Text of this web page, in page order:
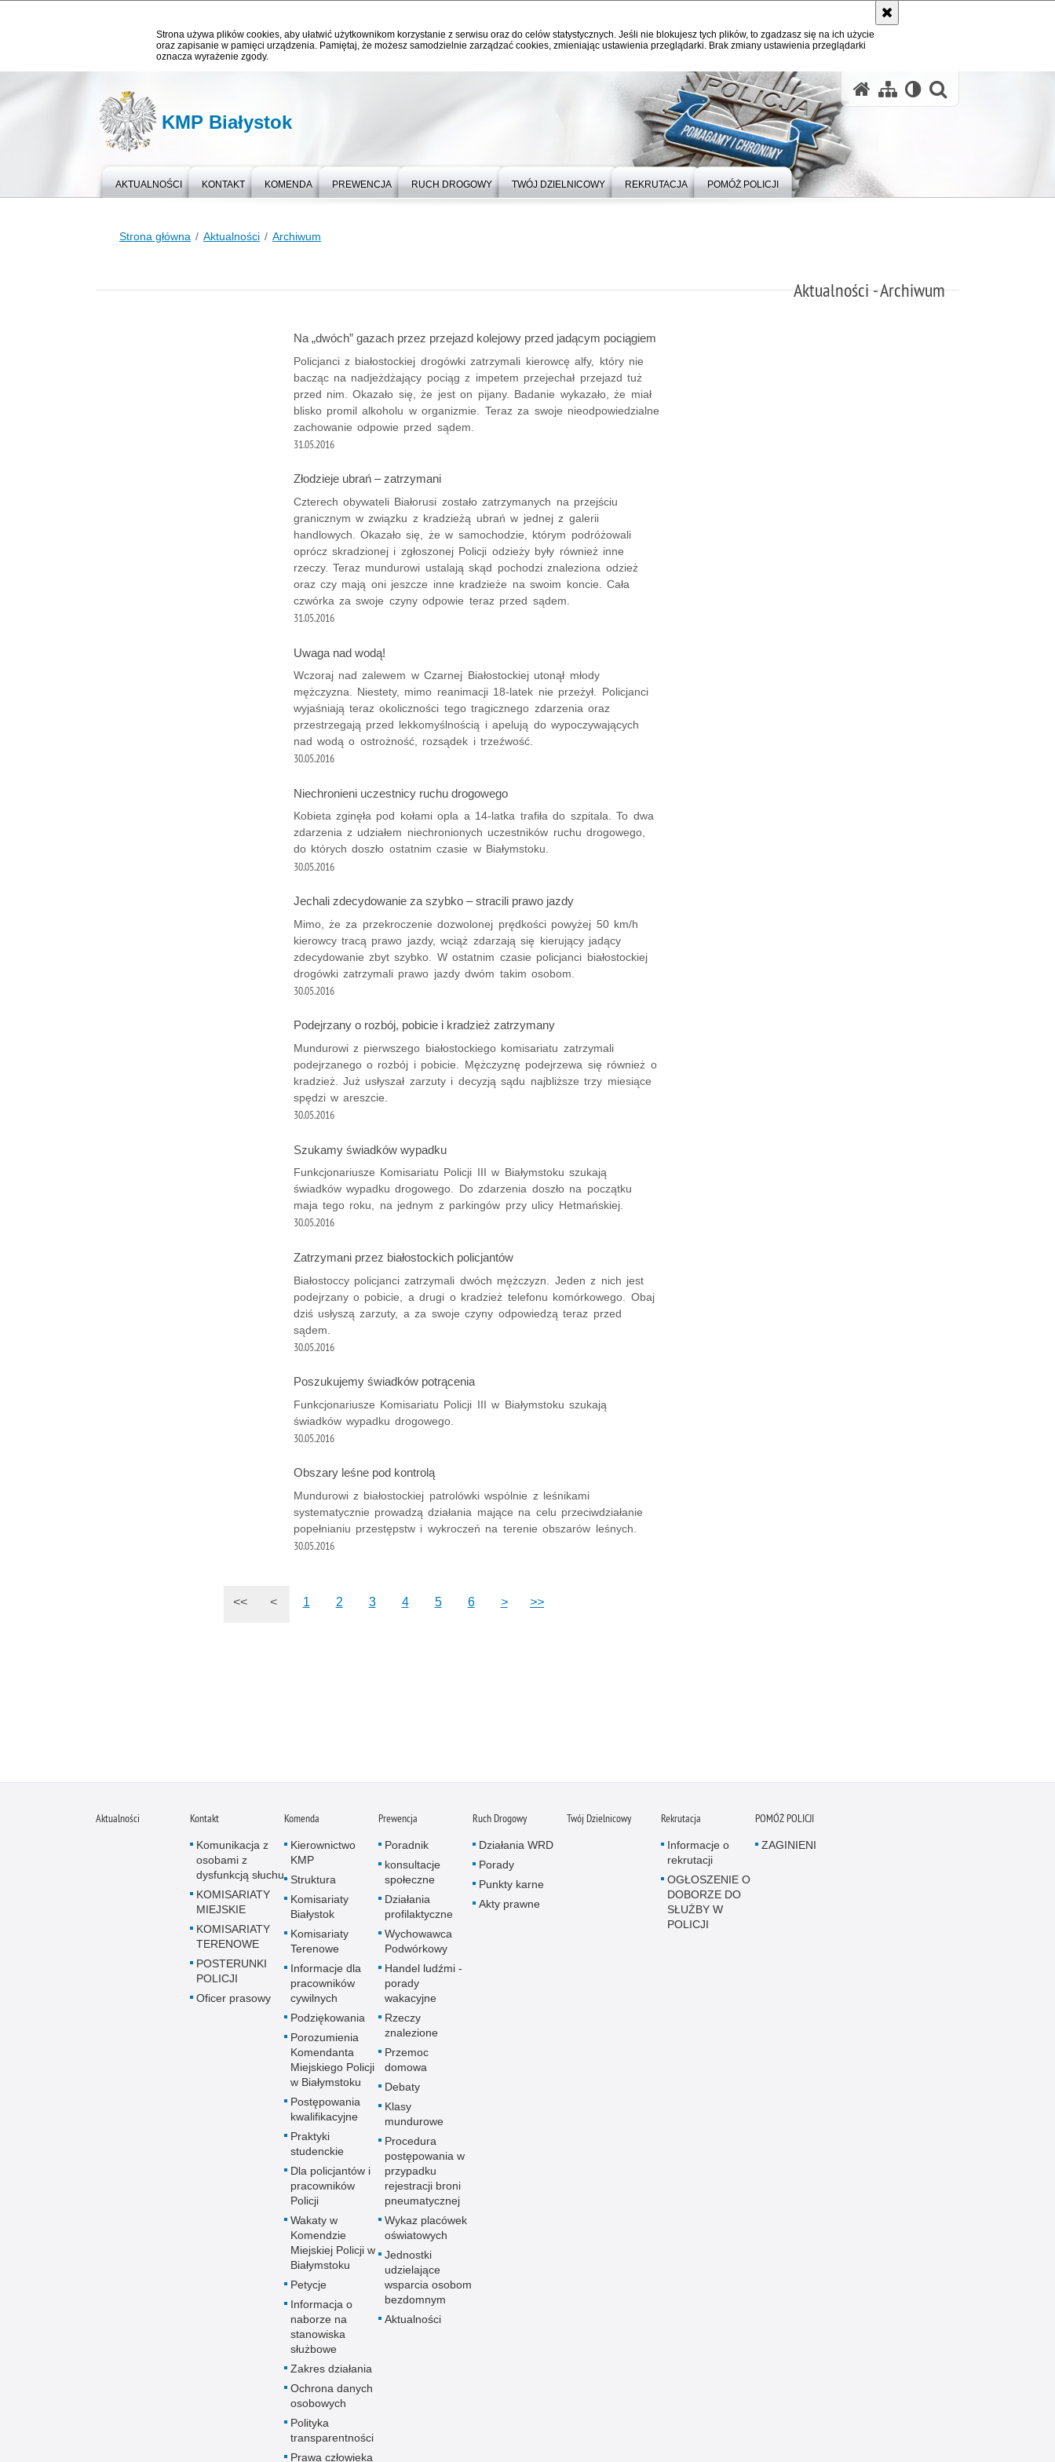
Strona używa plików cookies, aby ułatwić użytkownikom korzystanie z serwisu oraz do celów statystycznych. Jeśli nie blokujesz tych plików, to zgadzasz się na ich użycie
oraz zapisanie w pamięci urządzenia. Pamiętaj, że możesz samodzielnie zarządzać cookies, zmieniając ustawienia przeglądarki. Brak zmiany ustawienia przeglądarki
oznacza wyrażenie zgody.
KMP Białystok
AKTUALNOŚCI KONTAKT KOMENDA PREWENCJA RUCH DROGOWY TWÓJ DZIELNICOWY REKRUTACJA POMÓŻ POLICJI
Strona główna Aktualności Archiwum
Aktualności - Archiwum
Na „dwóch” gazach przez przejazd kolejowy przed jadącym pociągiem
Policjanci z białostockiej drogówki zatrzymali kierowcę alfy, który nie
bacząc na nadjeżdżający pociąg z impetem przejechał przejazd tuż
przed nim. Okazało się, że jest on pijany. Badanie wykazało, że miał
blisko promil alkoholu w organizmie. Teraz za swoje nieodpowiedzialne
zachowanie odpowie przed sądem.
31.05.2016
Złodzieje ubrań – zatrzymani
Czterech obywateli Białorusi zostało zatrzymanych na przejściu
granicznym w związku z kradzieżą ubrań w jednej z galerii
handlowych. Okazało się, że w samochodzie, którym podróżowali
oprócz skradzionej i zgłoszonej Policji odzieży były również inne
rzeczy. Teraz mundurowi ustalają skąd pochodzi znaleziona odzież
oraz czy mają oni jeszcze inne kradzieże na swoim koncie. Cała
czwórka za swoje czyny odpowie teraz przed sądem.
31.05.2016
Uwaga nad wodą!
Wczoraj nad zalewem w Czarnej Białostockiej utonął młody
mężczyzna. Niestety, mimo reanimacji 18-latek nie przeżył. Policjanci
wyjaśniają teraz okoliczności tego tragicznego zdarzenia oraz
przestrzegają przed lekkomyślnością i apelują do wypoczywających
nad wodą o ostrożność, rozsądek i trzeźwość.
30.05.2016
Niechronieni uczestnicy ruchu drogowego
Kobieta zginęła pod kołami opla a 14-latka trafiła do szpitala. To dwa
zdarzenia z udziałem niechronionych uczestników ruchu drogowego,
do których doszło ostatnim czasie w Białymstoku.
30.05.2016
Jechali zdecydowanie za szybko – stracili prawo jazdy
Mimo, że za przekroczenie dozwolonej prędkości powyżej 50 km/h
kierowcy tracą prawo jazdy, wciąż zdarzają się kierujący jadący
zdecydowanie zbyt szybko. W ostatnim czasie policjanci białostockiej
drogówki zatrzymali prawo jazdy dwóm takim osobom.
30.05.2016
Podejrzany o rozbój, pobicie i kradzież zatrzymany
Mundurowi z pierwszego białostockiego komisariatu zatrzymali
podejrzanego o rozbój i pobicie. Mężczyznę podejrzewa się również o
kradzież. Już usłyszał zarzuty i decyzją sądu najbliższe trzy miesiące
spędzi w areszcie.
30.05.2016
Szukamy świadków wypadku
Funkcjonariusze Komisariatu Policji III w Białymstoku szukają
świadków wypadku drogowego. Do zdarzenia doszło na początku
maja tego roku, na jednym z parkingów przy ulicy Hetmańskiej.
30.05.2016
Zatrzymani przez białostockich policjantów
Białostoccy policjanci zatrzymali dwóch mężczyzn. Jeden z nich jest
podejrzany o pobicie, a drugi o kradzież telefonu komórkowego. Obaj
dziś usłyszą zarzuty, a za swoje czyny odpowiedzą teraz przed
sądem.
30.05.2016
Poszukujemy świadków potrącenia
Funkcjonariusze Komisariatu Policji III w Białymstoku szukają
świadków wypadku drogowego.
30.05.2016
Obszary leśne pod kontrolą
Mundurowi z białostockiej patrolówki wspólnie z leśnikami
systematycznie prowadzą działania mające na celu przeciwdziałanie
popełnianiu przestępstw i wykroczeń na terenie obszarów leśnych.
30.05.2016
<< < 1 2 3 4 5 6 > >>
Aktualności Kontakt
Komunikacja z
osobami z
dysfunkcją słuchu
KOMISARIATY
MIEJSKIE
KOMISARIATY
TERENOWE
POSTERUNKI
POLICJI
Oficer prasowy
Komenda
Kierownictwo
KMP
Struktura
Komisariaty
Białystok
Komisariaty
Terenowe
Informacje dla
pracowników
cywilnych
Podziękowania
Porozumienia
Komendanta
Miejskiego Policji
w Białymstoku
Postępowania
kwalifikacyjne
Praktyki
studenckie
Dla policjantów i
pracowników
Policji
Wakaty w
Komendzie
Miejskiej Policji w
Białymstoku
Petycje
Informacja o
naborze na
stanowiska
służbowe
Zakres działania
Ochrona danych
osobowych
Polityka
transparentności
Prawa człowieka
Prewencja
Poradnik
konsultacje
społeczne
Działania
profilaktyczne
Wychowawca
Podwórkowy
Handel ludźmi -
porady
wakacyjne
Rzeczy
znalezione
Przemoc
domowa
Debaty
Klasy
mundurowe
Procedura
postępowania w
przypadku
rejestracji broni
pneumatycznej
Wykaz placówek
oświatowych
Jednostki
udzielające
wsparcia osobom
bezdomnym
Aktualności
Ruch Drogowy
Działania WRD
Porady
Punkty karne
Akty prawne
Twój Dzielnicowy Rekrutacja
Informacje o
rekrutacji
OGŁOSZENIE O
DOBORZE DO
SŁUŻBY W
POLICJI
POMÓŻ POLICJI
ZAGINIENI